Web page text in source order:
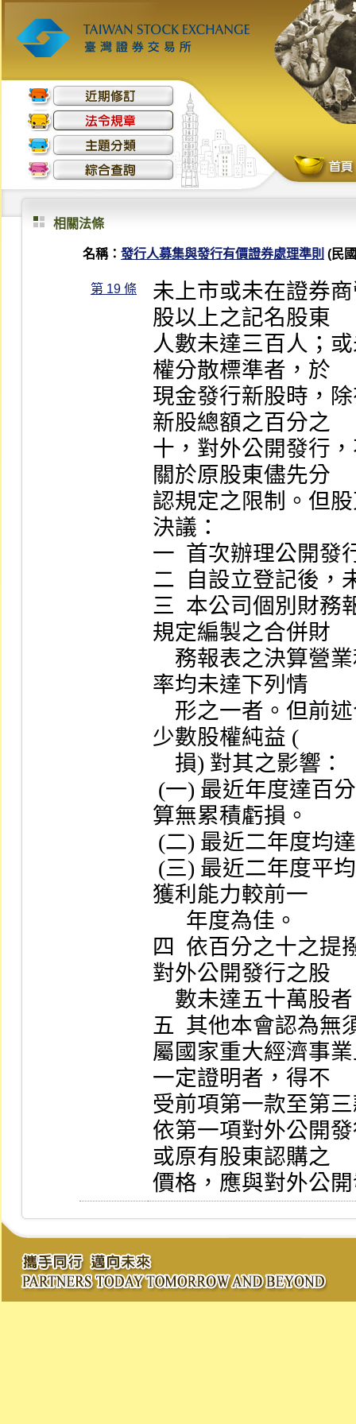
相關法條
名稱： 發行人募集與發行有價證券處理準則 (民
第 19 條
未上市或未在證券
股以上之記名股東
人數未達三百人；
權分散標準者，於
現金發行新股時，
新股總額之百分之
十，對外公開發行
關於原股東儘先分
認規定之限制。但
決議：
一  首次辦理公開發
二  自設立登記後，
三  本公司個別財務
規定編製之合併財
率均未達下列情
少數股權純益 (
算無累積虧損。
獲利能力較前一
四  依百分之十之提
對外公開發行之股
五  其他本會認為無
屬國家重大經濟事
一定證明者，得不
受前項第一款至第
依第一項對外公開
或原有股東認購之